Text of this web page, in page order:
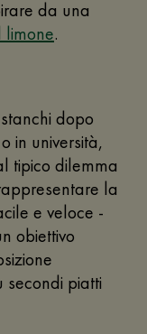
da una
.
dopo
in università,
tipico dilemma
la
e veloce -
obiettivo
secondi piatti